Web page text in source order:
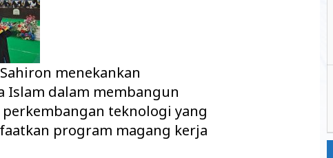
menekankan
Islam dalam membangun
teknologi yang
program magang kerja